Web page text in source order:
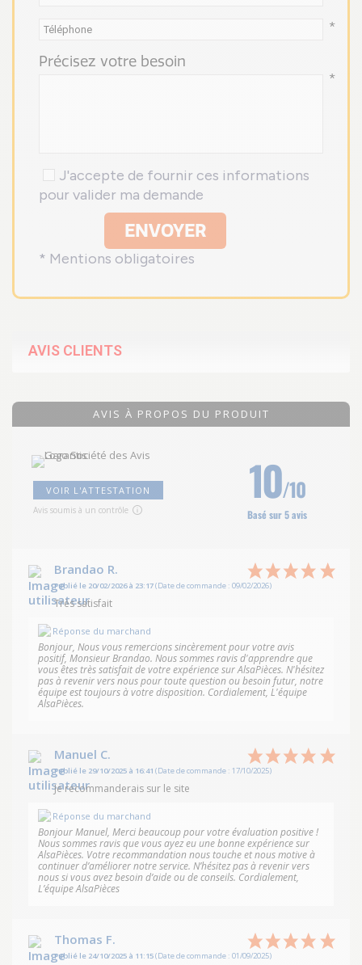
*
Précisez votre besoin
*
J'accepte de fournir ces informations
pour valider ma demande
ENVOYER
* Mentions obligatoires
AVIS CLIENTS
AVIS À PROPOS DU PRODUIT
VOIR L'ATTESTATION
Avis soumis à un contrôle
10/10
Basé sur 5 avis
Brandao R.
Publié le 20/02/2026 à 23:17(Date de commande : 09/02/2026)
Très satisfait
Réponse du marchand
Bonjour, Nous vous remercions sincèrement pour votre avis
positif, Monsieur Brandao. Nous sommes ravis d'apprendre que
vous êtes très satisfait de votre expérience sur AlsaPièces. N'hésitez
pas à revenir vers nous pour toute question ou besoin futur, notre
équipe est toujours à votre disposition. Cordialement, L'équipe
AlsaPièces.
Manuel C.
Publié le 29/10/2025 à 16:41 (Date de commande : 17/10/2025)
Je recommanderais sur le site
Réponse du marchand
Bonjour Manuel, Merci beaucoup pour votre évaluation positive !
Nous sommes ravis que vous ayez eu une bonne expérience sur
AlsaPièces. Votre recommandation nous touche et nous motive à
continuer d’améliorer notre service. N’hésitez pas à revenir vers
nous si vous avez besoin d’aide ou de conseils. Cordialement,
L’équipe AlsaPièces
Thomas F.
Publié le 24/10/2025 à 11:15(Date de commande : 01/09/2025)